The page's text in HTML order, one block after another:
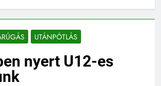
UTÁNPÓTLÁS
nyert U12-es